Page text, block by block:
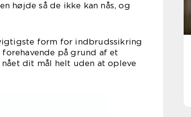
højde så de ikke kan nås, og
form for indbrudssikring
på grund af et
dit mål helt uden at opleve